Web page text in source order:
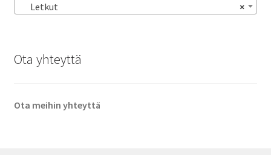
×
Letkut
Ota yhteyttä
Ota meihin yhteyttä